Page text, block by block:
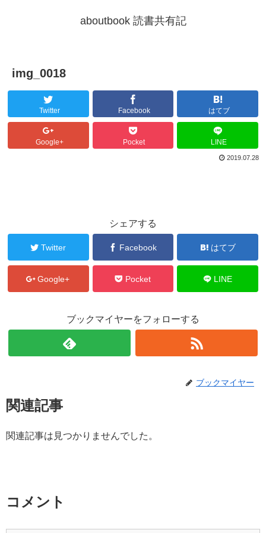
aboutbook 読書共有記
img_0018
Twitter Facebook はてブ
Google+ Pocket LINE
2019.07.28
シェアする
Twitter Facebook はてブ
Google+ Pocket LINE
ブックマイヤーをフォローする
ブックマイヤー
関連記事
関連記事は見つかりませんでした。
コメント